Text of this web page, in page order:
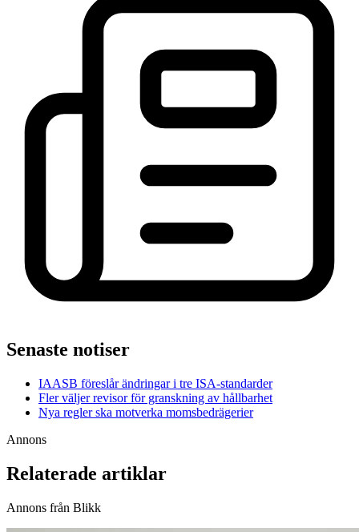
Senaste notiser
IAASB föreslår ändringar i tre ISA-standarder
Fler väljer revisor för granskning av hållbarhet
Nya regler ska motverka momsbedrägerier
Annons
Relaterade artiklar
Annons från Blikk